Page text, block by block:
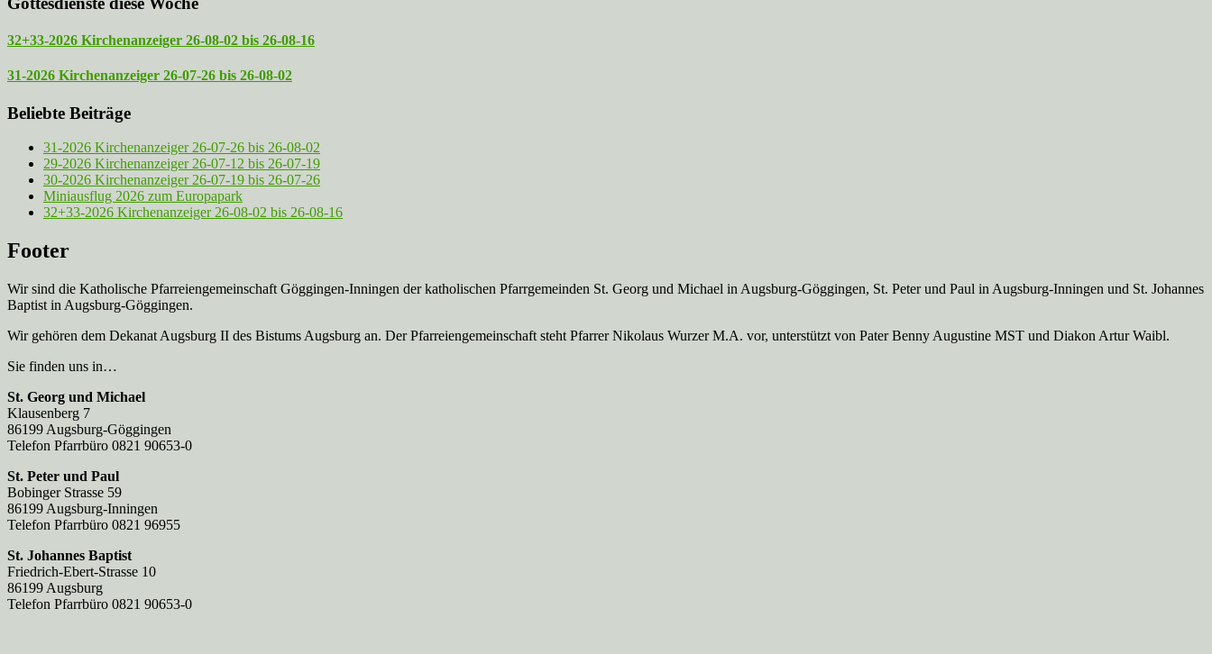
32+33-2026 Kirchenanzeiger 26-08-02 bis 26-08-16
31-2026 Kirchenanzeiger 26-07-26 bis 26-08-02
Beliebte Beiträge
31-2026 Kirchenanzeiger 26-07-26 bis 26-08-02
29-2026 Kirchenanzeiger 26-07-12 bis 26-07-19
30-2026 Kirchenanzeiger 26-07-19 bis 26-07-26
Miniausflug 2026 zum Europapark
32+33-2026 Kirchenanzeiger 26-08-02 bis 26-08-16
Footer
Wir sind die Katholische Pfarreien­gemeinschaft Göggingen-Inningen der katholischen Pfarrgemeinden St. Georg und Michael in Augsburg-Göggingen, St. Peter und Paul in Augsburg-Inningen und St. Johannes
Baptist in Augsburg-Göggingen.
Wir gehören dem Dekanat Augsburg II des Bistums Augsburg an. Der Pfarreien­gemeinschaft steht Pfarrer Nikolaus Wurzer M.A. vor, unterstützt von Pater Benny Augustine MST und Diakon Artur Waibl.
Sie finden uns in…
St. Georg und Michael
Klausenberg 7
86199 Augsburg-Göggingen
Telefon Pfarrbüro 0821 90653-0
St. Peter und Paul
Bobinger Strasse 59
86199 Augsburg-Inningen
Telefon Pfarrbüro 0821 96955
St. Johannes Baptist
Friedrich-Ebert-Strasse 10
86199 Augsburg
Telefon Pfarrbüro 0821 90653-0